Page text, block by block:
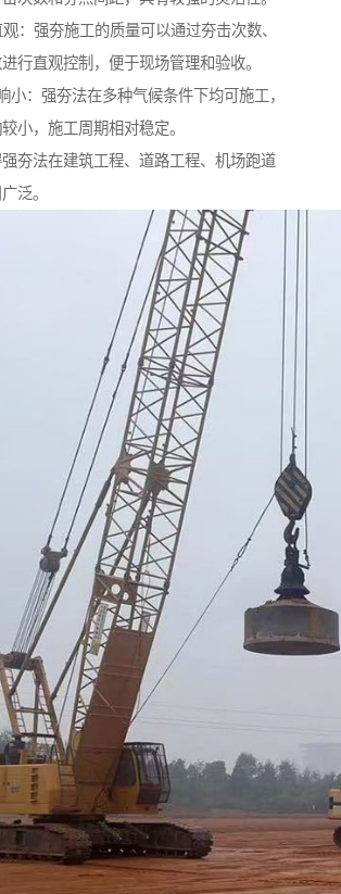
：强夯施工的质量可以通过夯击次数、
行直观控制，便于现场管理和验收。
小：强夯法在多种气候条件下均可施工，
小，施工周期相对稳定。
夯法在建筑工程、道路工程、机场跑道
泛。